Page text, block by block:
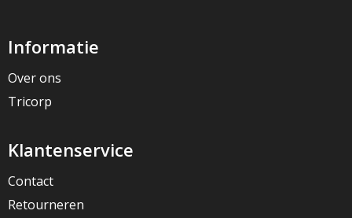
Informatie
Over ons
Tricorp
Klantenservice
Contact
Retourneren